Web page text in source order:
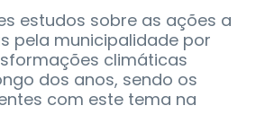
estudos sobre as ações a
pela municipalidade por
climáticas
dos anos, sendo os
com este tema na